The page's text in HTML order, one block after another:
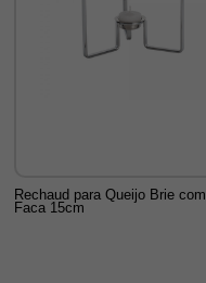
Rechaud para Queijo Brie com
Faca 15cm